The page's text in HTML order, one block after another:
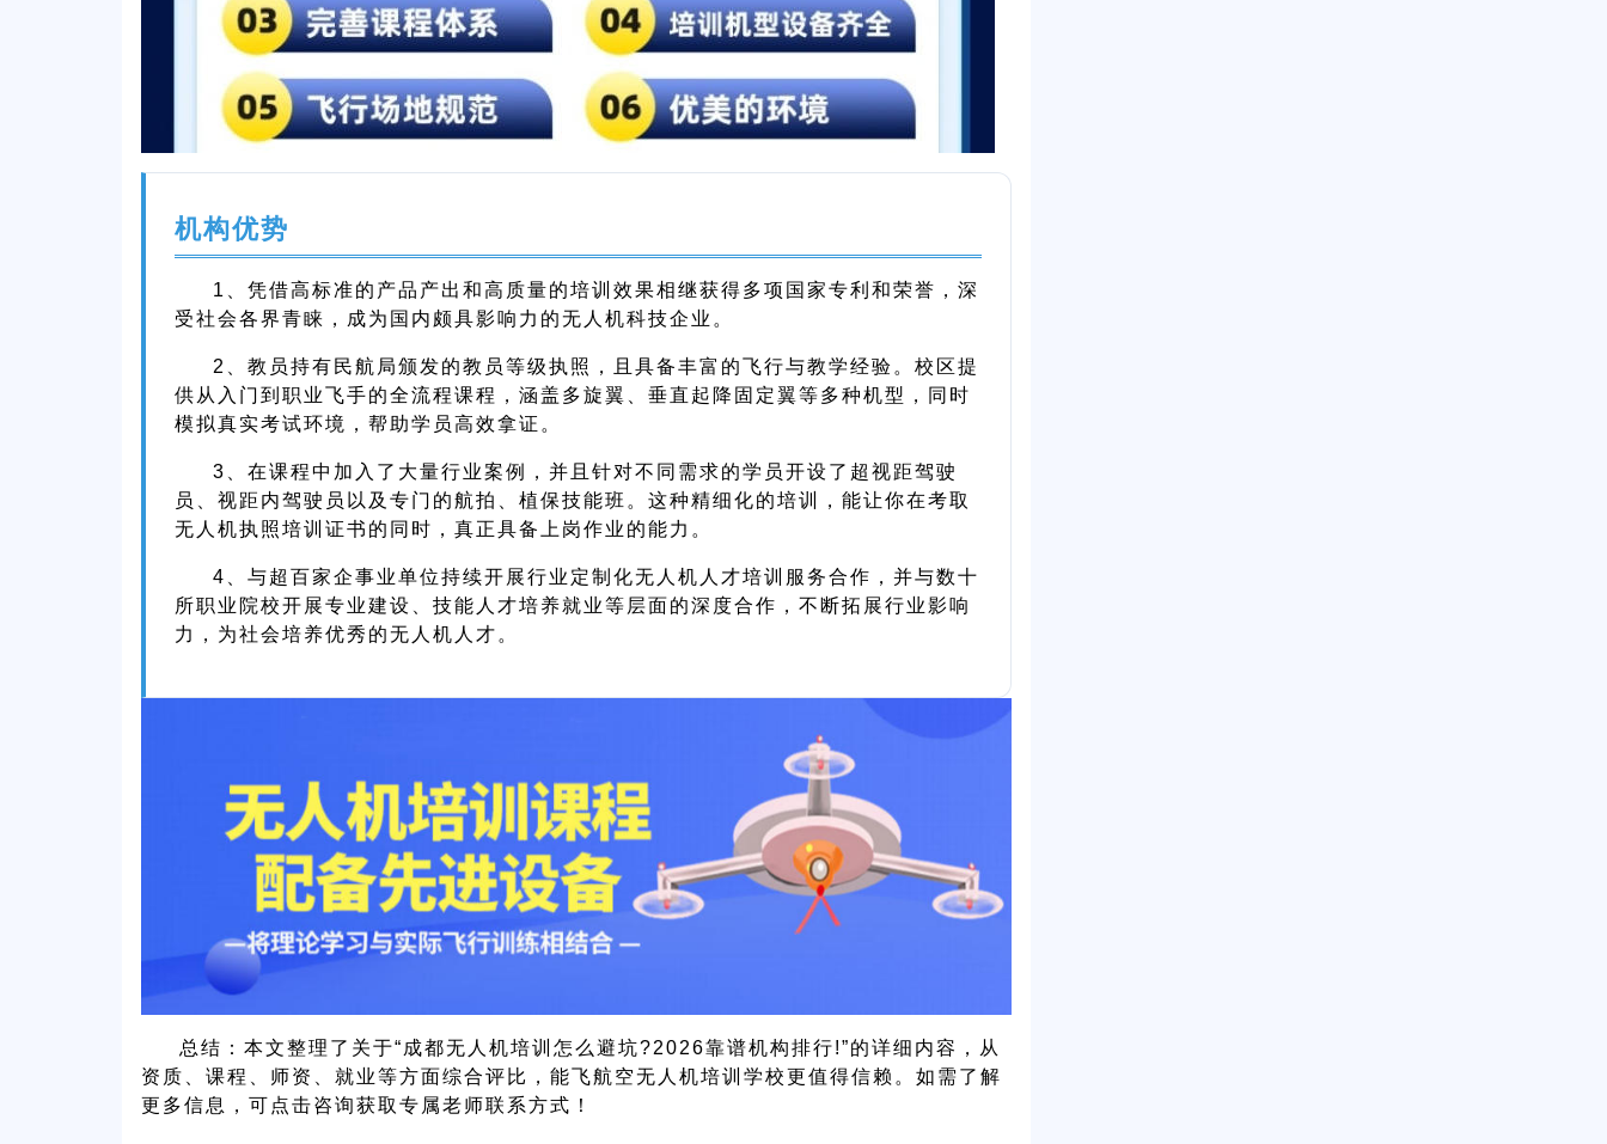
机构优势
1、凭借高标准的产品产出和高质量的培训效果相继获得多项国家专利和荣誉，深
受社会各界青睐，成为国内颇具影响力的无人机科技企业。
2、教员持有民航局颁发的教员等级执照，且具备丰富的飞行与教学经验。校区提
供从入门到职业飞手的全流程课程，涵盖多旋翼、垂直起降固定翼等多种机型，同时
模拟真实考试环境，帮助学员高效拿证。
3、在课程中加入了大量行业案例，并且针对不同需求的学员开设了超视距驾驶
员、视距内驾驶员以及专门的航拍、植保技能班。这种精细化的培训，能让你在考取
无人机执照培训证书的同时，真正具备上岗作业的能力。
4、与超百家企事业单位持续开展行业定制化无人机人才培训服务合作，并与数十
所职业院校开展专业建设、技能人才培养就业等层面的深度合作，不断拓展行业影响
力，为社会培养优秀的无人机人才。
总结：本文整理了关于“成都无人机培训怎么避坑?2026靠谱机构排行!”的详细内容，从
资质、课程、师资、就业等方面综合评比，能飞航空无人机培训学校更值得信赖。如需了解
更多信息，可点击咨询获取专属老师联系方式！